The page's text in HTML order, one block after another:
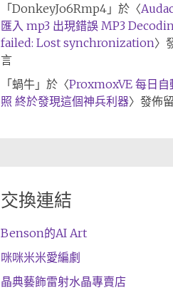
「 DonkeyJo6Rmp4」於〈
匯入 mp3 出現錯誤 MP3
failed: Lost synchronization〉
言
「 蝸牛」於〈ProxmoxVE 每日自
照 終於發現這個神兵利器〉發佈
交換連結
Benson的AI Art
咪咪米米愛編劇
晶典藝飾雷射水晶專賣店